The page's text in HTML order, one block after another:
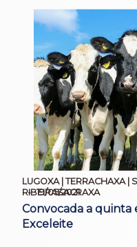
LUGOXA | TERRACHAXA |
RIBEIRASACRAXA
19/05/2021
Convocada a quinta
Exceleite